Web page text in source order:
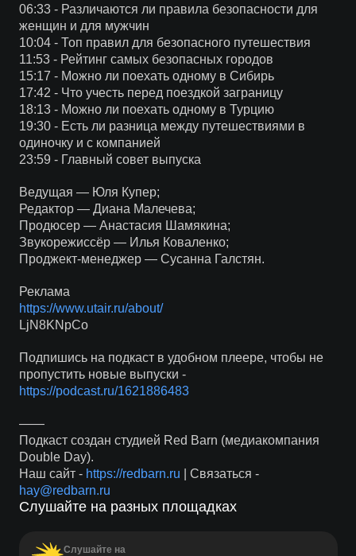
06:33 - Различаются ли правила безопасности для
женщин и для мужчин
10:04 - Топ правил для безопасного путешествия
11:53 - Рейтинг самых безопасных городов
15:17 - Можно ли поехать одному в Сибирь
17:42 - Что учесть перед поездкой заграницу
18:13 - Можно ли поехать одному в Турцию
19:30 - Есть ли разница между путешествиями в
одиночку и с компанией
23:59 - Главный совет выпуска
Ведущая — Юля Купер;
Редактор — Диана Малечева;
Продюсер — Анастасия Шамякина;
Звукорежиссёр — Илья Коваленко;
Проджект-менеджер — Сусанна Галстян.
Реклама
https://www.utair.ru/about/
LjN8KNpCo
Подпишись на подкаст в удобном плеере, чтобы не
пропустить новые выпуски -
https://podcast.ru/1621886483
——
Подкаст создан студией Red Barn (медиакомпания
Double Day).
Наш сайт - https://redbarn.ru | Связаться -
hay@redbarn.ru
Слушайте на разных площадках
Слушайте на